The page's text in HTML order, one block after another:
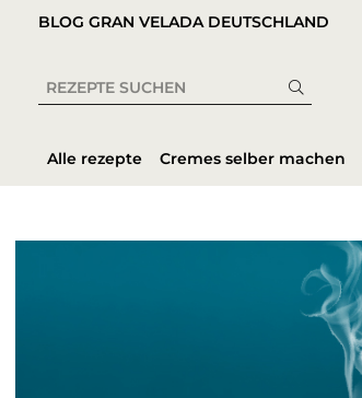
BLOG GRAN VELADA DEUTSCHLAND
Alle rezepte Cremes selber machen